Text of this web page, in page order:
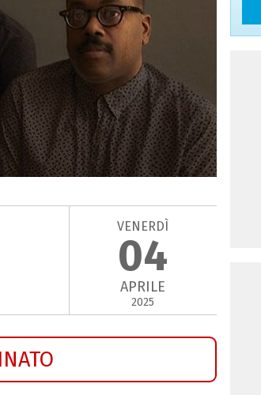
VENERDÌ
04
APRILE
2025